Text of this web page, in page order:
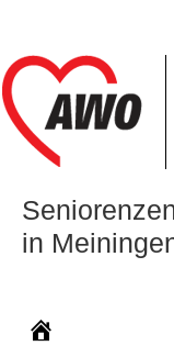
springen
springen
springen
in